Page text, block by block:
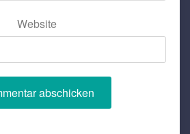
Website